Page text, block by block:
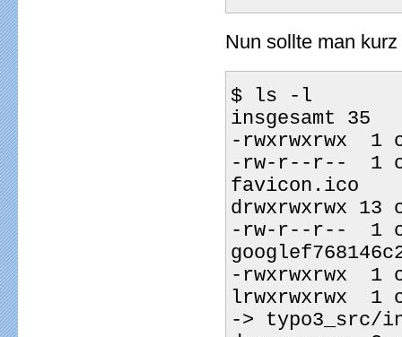
Nun sollte man
$ ls -l
insgesamt 35
-rwxrwxrwx
-rw-r--r--  1
favicon.ico
drwxrwxrwx
-rw-r--r--  1
-rwxrwxrwx  1
lrwxrwxrwx  1
-> typo3_src/